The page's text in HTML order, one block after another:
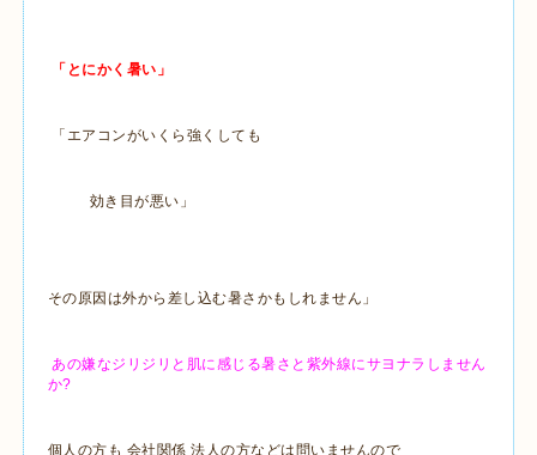
「とにかく暑い」
「エアコンがいくら強くしても
効き目が悪い」
その原因は外から差し込む暑さかもしれません」
あの嫌なジリジリと肌に感じる暑さと紫外線にサヨナラしません
か?
個人の方も 会社関係 法人の方などは問いませんので